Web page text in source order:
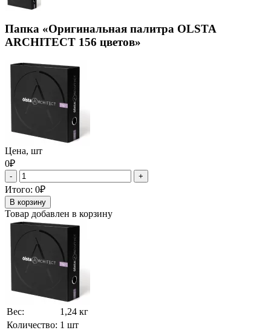
Папка «Оригинальная палитра OLSTA
ARCHITECT 156 цветов»
Цена, шт
0₽
- +
Итого: 0₽
В корзину
Товар добавлен в корзину
Вес:
1,24 кг
Количество: 1 шт